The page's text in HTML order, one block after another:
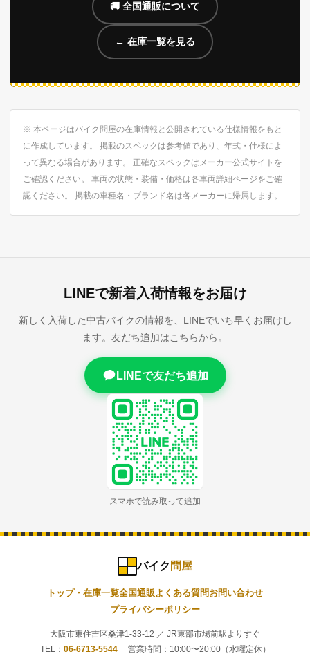
🚚 全国通販について
← 在庫一覧を見る
※ 本ページはバイク問屋の在庫情報と公開されている仕様情報をもと
に作成しています。 掲載のスペックは参考値であり、年式・仕様によ
って異なる場合があります。 正確なスペックはメーカー公式サイトを
ご確認ください。 車両の状態・装備・価格は各車両詳細ページをご確
認ください。 掲載の車種名・ブランド名は各メーカーに帰属します。
LINEで新着入荷情報をお届け
新しく入荷した中古バイクの情報を、LINEでいち早くお届けし
ます。友だち追加はこちらから。
LINEで友だち追加
スマホで読み取って追加
バイク 問屋
トップ・在庫一覧全国通販よくある質問お問い合わせ
プライバシーポリシー
大阪市東住吉区桑津1-33-12 ／ JR東部市場前駅よりすぐ
TEL： 06-6713-5544営業時間：10:00〜20:00（水曜定休）